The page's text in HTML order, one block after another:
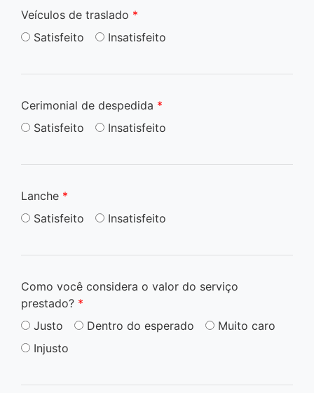
Veículos de traslado *
Satisfeito
Insatisfeito
Cerimonial de despedida *
Satisfeito
Insatisfeito
Lanche *
Satisfeito
Insatisfeito
Como você considera o valor do serviço
prestado? *
Justo
Dentro do esperado
Muito caro
Injusto